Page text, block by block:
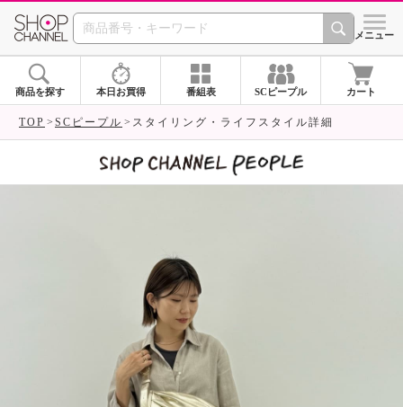
SHOP CHANNEL シメニュー
商品を探す 本日お買得 番組表 SCピープル カート
TOP SCピープル スタイリング・ライフスタイル詳細